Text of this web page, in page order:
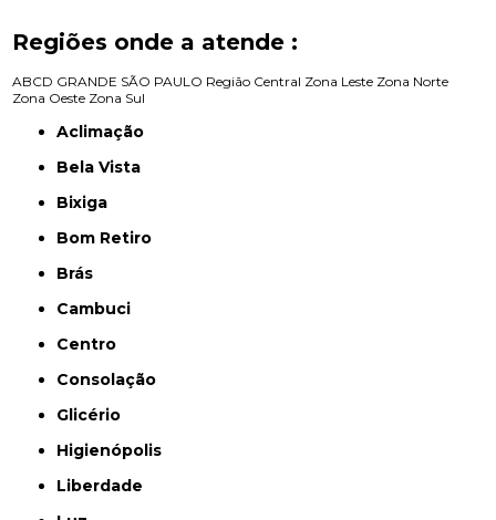
Regiões onde a atende :
ABCD GRANDE SÃO PAULO Região Central Zona Leste Zona Norte
Zona Oeste Zona Sul
Aclimação
Bela Vista
Bixiga
Bom Retiro
Brás
Cambuci
Centro
Consolação
Glicério
Higienópolis
Liberdade